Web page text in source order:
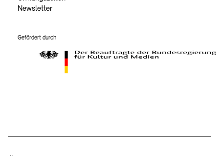
Newsletter
Gefördert durch